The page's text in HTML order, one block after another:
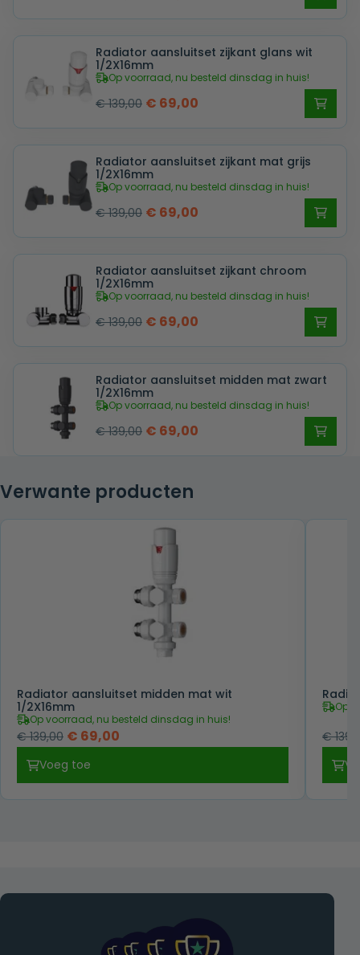
was:
€ 139,00.
is:
€ 69,00.
Radiator aansluitset zijkant glans wit
1/2X16mm
Op voorraad, nu besteld dinsdag in huis!
€139,00 Oorspronkelijke
was:
€ 139,00.
€ 69,00
is:
€ 69,00.
Radiator aansluitset zijkant mat grijs
1/2X16mm
Op voorraad, nu besteld dinsdag in huis!
€139,00 Oorspronkelijke
was:
€ 139,00.
€ 69,00
is:
€ 69,00.
Radiator aansluitset zijkant chroom
1/2X16mm
Op voorraad, nu besteld dinsdag in huis!
€139,00 Oorspronkelijke
was:
€ 139,00.
€ 69,00
is:
€ 69,00.
Radiator aansluitset midden mat zwart
1/2X16mm
Op voorraad, nu besteld dinsdag in huis!
€139,00 Oorspronkelijke
€ 139,00.
€ 69,00
Verwante producten
Radiator aansluitset midden mat wit
1/2X16mm
Op voorraad, nu besteld dinsdag in huis!
€139,00 Oorspronkelijke
was:
€ 139,00.
€ 69,00
€ 69,00.
Voeg toe
Op
€